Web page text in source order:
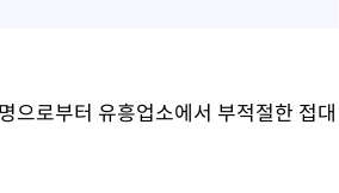
으로부터 유흥업소에서 부적절한 접대